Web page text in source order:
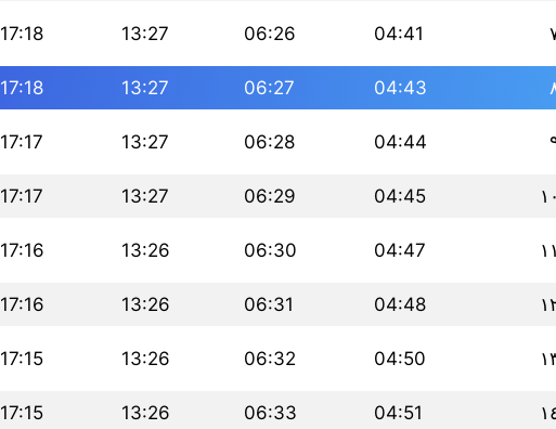
04:41
06:26
13:27
17:18
04:43
06:27
13:27
17:18
04:44
06:28
13:27
17:17
١٠ 04:45
06:29
13:27
17:17
١١ 04:47
06:30
13:26
17:16
04:48
06:31
13:26
17:16
04:50
06:32
13:26
17:15
04:51
06:33
13:26
17:15